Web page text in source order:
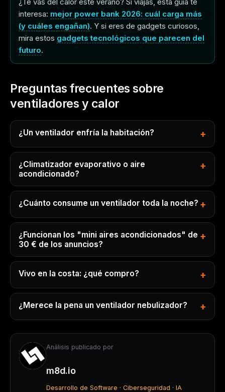
interesa: mejor power bank 2026: cuál carga más
(y cuáles engañan). Y si eres de gadgets curiosos,
mira estos gadgets tecnológicos que parecen del
futuro.
Preguntas frecuentes sobre
ventiladores y calor
¿Un ventilador enfría la habitación?
¿Climatizador evaporativo o aire
acondicionado?
¿Cuánto consume un ventilador toda la noche?
¿Funcionan los "mini aires acondicionados" de
30 € de los anuncios?
Vivo en la costa: ¿qué compro?
¿Merece la pena un ventilador nebulizador?
Análisis publicado por
m8d.io
Desarrollo de Software · Ciberseguridad · IA